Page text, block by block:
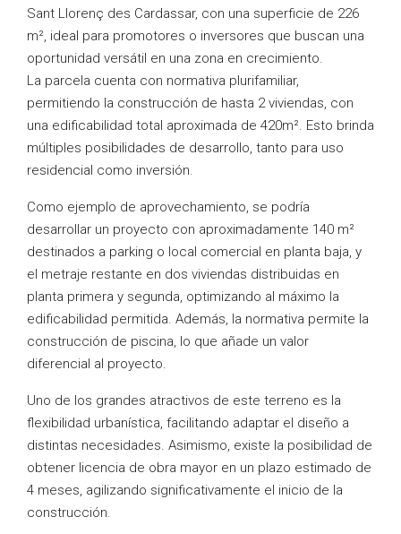
Sant Llorenç des Cardassar, con una superficie de 226
m², ideal para promotores o inversores que buscan una
oportunidad versátil en una zona en crecimiento.
La parcela cuenta con normativa plurifamiliar,
permitiendo la construcción de hasta 2 viviendas, con
una edificabilidad total aproximada de 420m². Esto brinda
múltiples posibilidades de desarrollo, tanto para uso
residencial como inversión.
Como ejemplo de aprovechamiento, se podría
desarrollar un proyecto con aproximadamente 140 m²
destinados a parking o local comercial en planta baja, y
el metraje restante en dos viviendas distribuidas en
planta primera y segunda, optimizando al máximo la
edificabilidad permitida. Además, la normativa permite la
construcción de piscina, lo que añade un valor
diferencial al proyecto.
Uno de los grandes atractivos de este terreno es la
flexibilidad urbanística, facilitando adaptar el diseño a
distintas necesidades. Asimismo, existe la posibilidad de
obtener licencia de obra mayor en un plazo estimado de
4 meses, agilizando significativamente el inicio de la
construcción.